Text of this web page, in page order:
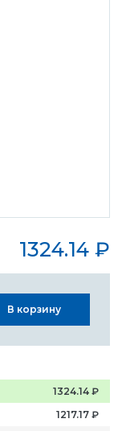
1324.14 ₽
В корзину
1324.14 ₽
1217.17 ₽